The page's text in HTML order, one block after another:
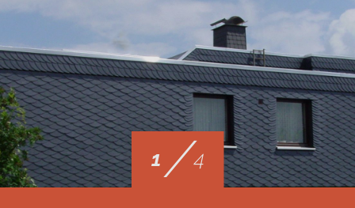
1/4